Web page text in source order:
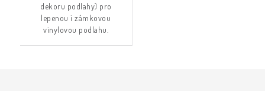
dekoru podlahy) pro
lepenou i zámkovou
vinylovou podlahu.